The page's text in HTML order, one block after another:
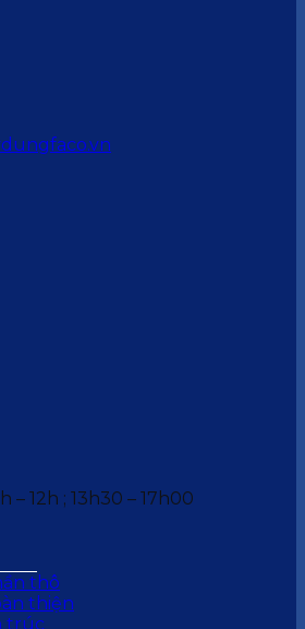
– 12h ; 13h30 – 17h00
thô
thiện
trúc